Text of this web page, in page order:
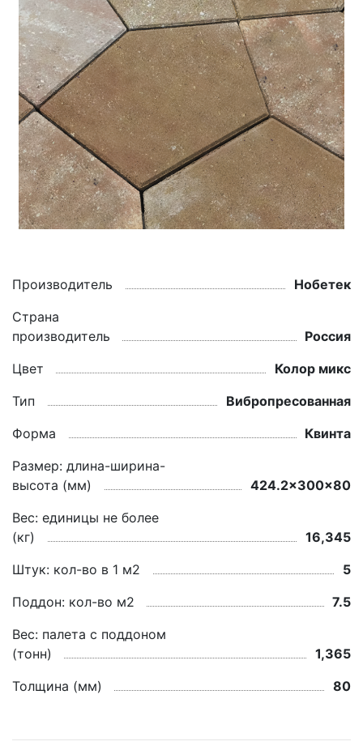
Производитель
Нобетек
Страна
производитель
Россия
Цвет
Колор микс
Тип
Вибропресованная
Форма
Квинта
Размер: длина-ширина-
высота (мм)
424.2x300x80
Вес: единицы не более
(кг)
16,345
Штук: кол-во в 1 м2
5
Поддон: кол-во м2
7.5
Вес: палета с поддоном
(тонн)
1,365
Толщина (мм)
80